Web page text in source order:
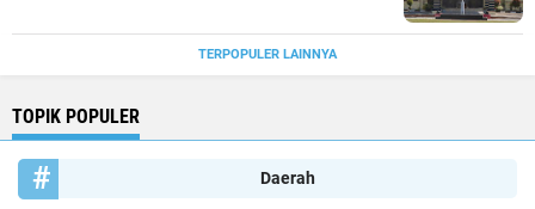
TERPOPULER LAINNYA
TOPIK POPULER
Daerah